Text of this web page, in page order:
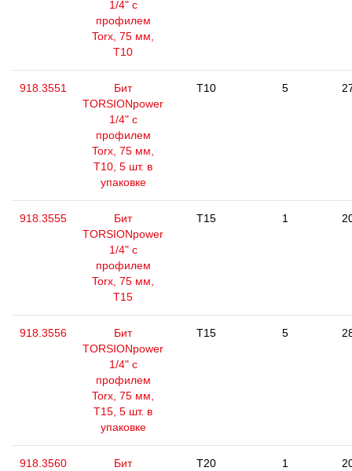
1/4" с
профилем
Torx, 75 мм,
Т10
918.3551
Бит
TORSIONpower
1/4" с
профилем
Torx, 75 мм,
Т10, 5 шт. в
упаковке
T10 5
918.3555
Бит
TORSIONpower
1/4" с
профилем
Torx, 75 мм,
Т15
T15 1
918.3556
Бит
TORSIONpower
1/4" с
профилем
Torx, 75 мм,
Т15, 5 шт. в
упаковке
T15 5
918.3560
Бит
T20 1